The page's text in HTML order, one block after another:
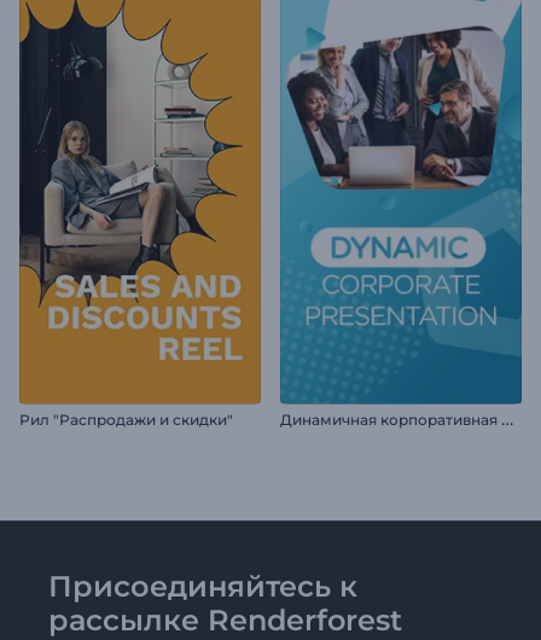
Рил "Распродажи и скидки" Д
инамичная корпоративная презентация
Присоединяйтесь к
рассылке Renderforest